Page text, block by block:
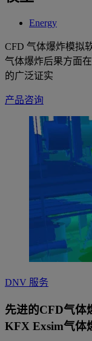
Energy
CFD 气体爆炸模拟
气体爆炸后果方面
的广泛证实
产品咨询
DNV 服务
先进的CFD气
KFX Exsim气体